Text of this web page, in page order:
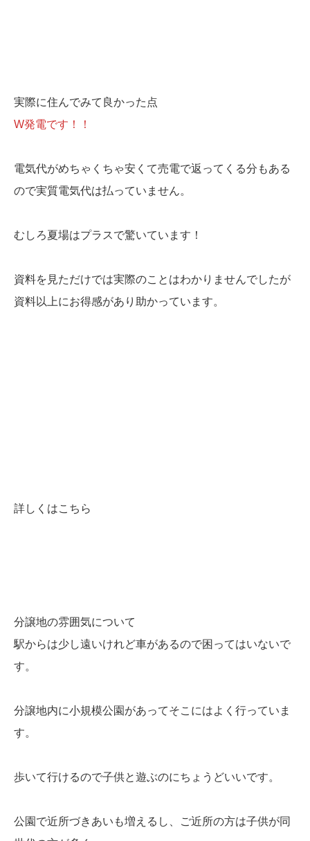
実際に住んでみて良かった点
W発電です！！
電気代がめちゃくちゃ安くて売電で返ってくる分もある
ので実質電気代は払っていません。
むしろ夏場はプラスで驚いています！
資料を見ただけでは実際のことはわかりませんでしたが
資料以上にお得感があり助かっています。
詳しくはこちら
分譲地の雰囲気について
駅からは少し遠いけれど車があるので困ってはいないで
す。
分譲地内に小規模公園があってそこにはよく行っていま
す。
歩いて行けるので子供と遊ぶのにちょうどいいです。
公園で近所づきあいも増えるし、ご近所の方は子供が同